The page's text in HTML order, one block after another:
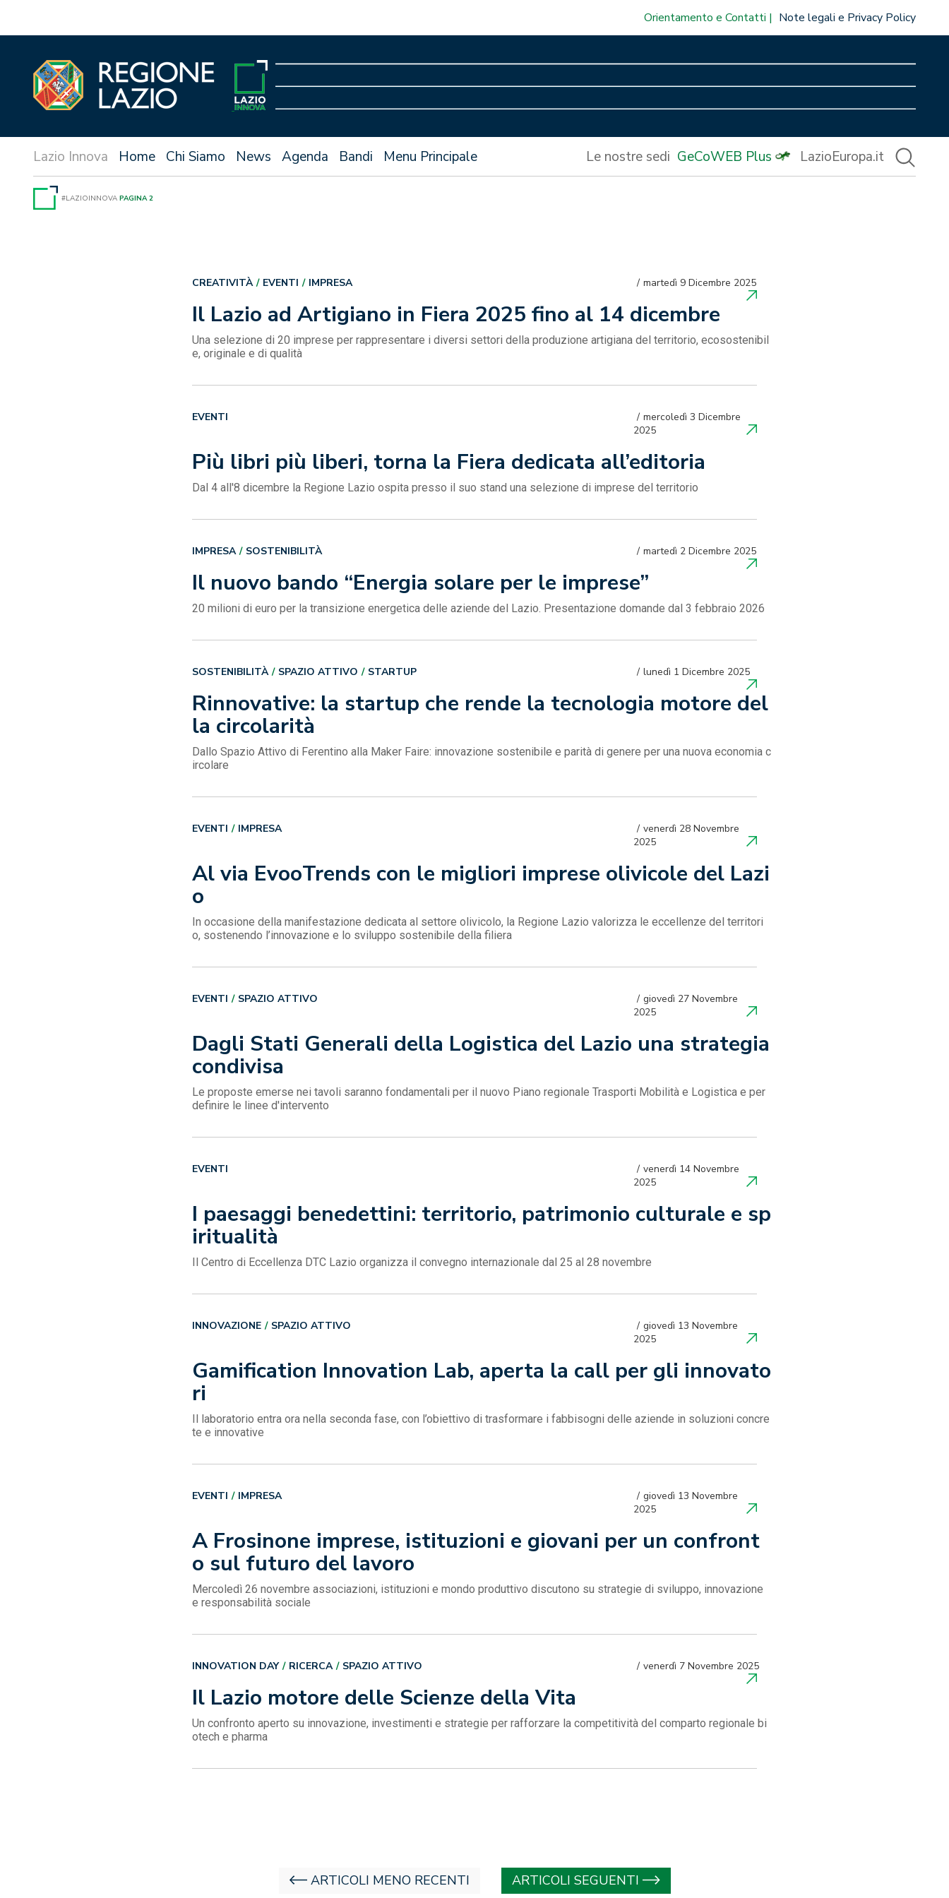
Orientamento e Contatti Note legali e Privacy Policy
Home Chi Siamo News Agenda Bandi Menu Principale Le nostre sedi GeCoWEB Plus LazioEuropa.it
#LAZIOINNOVA PAGINA 2
Il Lazio ad Artigiano in Fiera 2025 fino al 14 dicembre
martedì 9 Dicembre 2025
CREATIVITÀ EVENTI IMPRESA
Una selezione di 20 imprese per rappresentare i diversi settori della produzione artigiana del territorio, ecosostenibil
e, originale e di qualità
Più libri più liberi, torna la Fiera dedicata all’editoria
mercoledì 3 Dicembre
2025
EVENTI
Dal 4 all'8 dicembre la Regione Lazio ospita presso il suo stand una selezione di imprese del territorio
Il nuovo bando “Energia solare per le imprese”
martedì 2 Dicembre 2025
IMPRESA SOSTENIBILITÀ
20 milioni di euro per la transizione energetica delle aziende del Lazio. Presentazione domande dal 3 febbraio 2026
Rinnovative: la startup che rende la tecnologia motore del
la circolarità
lunedì 1 Dicembre 2025
SOSTENIBILITÀ SPAZIO ATTIVO STARTUP
Dallo Spazio Attivo di Ferentino alla Maker Faire: innovazione sostenibile e parità di genere per una nuova economia c
ircolare
Al via EvooTrends con le migliori imprese olivicole del Lazi
o
venerdì 28 Novembre
2025
EVENTI IMPRESA
In occasione della manifestazione dedicata al settore olivicolo, la Regione Lazio valorizza le eccellenze del territori
o, sostenendo l’innovazione e lo sviluppo sostenibile della filiera
Dagli Stati Generali della Logistica del Lazio una strategia
condivisa
giovedì 27 Novembre
2025
EVENTI SPAZIO ATTIVO
Le proposte emerse nei tavoli saranno fondamentali per il nuovo Piano regionale Trasporti Mobilità e Logistica e per
definire le linee d'intervento
I paesaggi benedettini: territorio, patrimonio culturale e sp
iritualità
venerdì 14 Novembre
2025
EVENTI
Il Centro di Eccellenza DTC Lazio organizza il convegno internazionale dal 25 al 28 novembre
Gamification Innovation Lab, aperta la call per gli innovato
ri
giovedì 13 Novembre
2025
INNOVAZIONE SPAZIO ATTIVO
Il laboratorio entra ora nella seconda fase, con l’obiettivo di trasformare i fabbisogni delle aziende in soluzioni concre
te e innovative
A Frosinone imprese, istituzioni e giovani per un confront
o sul futuro del lavoro
giovedì 13 Novembre
2025
EVENTI IMPRESA
Mercoledì 26 novembre associazioni, istituzioni e mondo produttivo discutono su strategie di sviluppo, innovazione
e responsabilità sociale
Il Lazio motore delle Scienze della Vita
venerdì 7 Novembre 2025
INNOVATION DAY RICERCA SPAZIO ATTIVO
Un confronto aperto su innovazione, investimenti e strategie per rafforzare la competitività del comparto regionale bi
otech e pharma
ARTICOLI MENO RECENTI ARTICOLI SEGUENTI